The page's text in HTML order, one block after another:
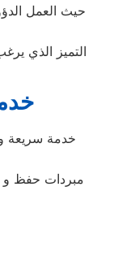
خدمة سريعة